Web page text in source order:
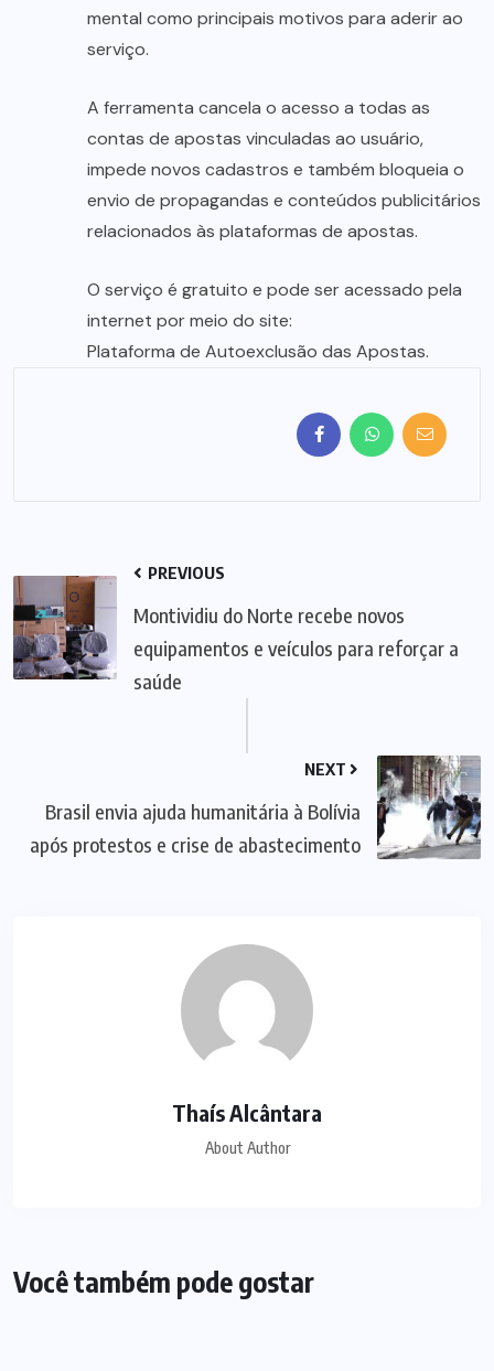
mental como principais motivos para aderir ao
serviço.
A ferramenta cancela o acesso a todas as
contas de apostas vinculadas ao usuário,
impede novos cadastros e também bloqueia o
envio de propagandas e conteúdos publicitários
relacionados às plataformas de apostas.
O serviço é gratuito e pode ser acessado pela
internet por meio do site:
Plataforma de Autoexclusão das Apostas.
PREVIOUS
Montividiu do Norte recebe novos
equipamentos e veículos para reforçar a
saúde
NEXT
Brasil envia ajuda humanitária à Bolívia
após protestos e crise de abastecimento
Thaís Alcântara
About Author
Você também pode gostar